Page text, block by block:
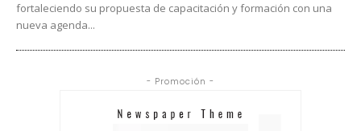
fortaleciendo su propuesta de capacitación y formación con una
nueva agenda...
- Promoción -